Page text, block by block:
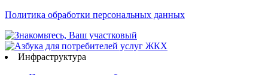
Политика обработки персональных данных
Инфраструктура